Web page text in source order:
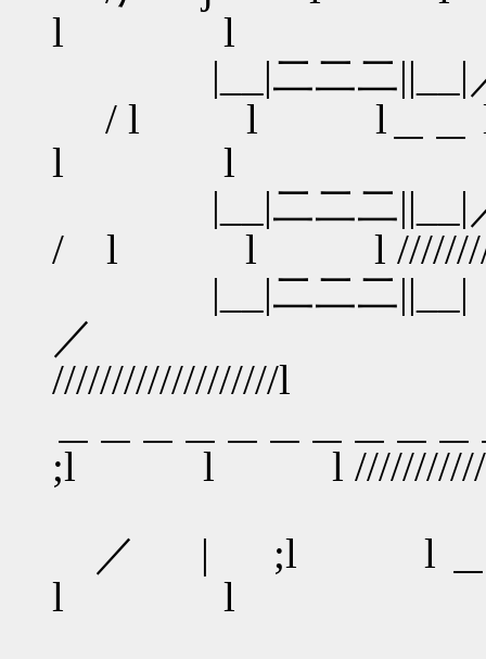
l l
|__|二二
/ l l l＿＿ l
l l
|__|二二二
/ l l l
|__|二二二||__|
／
;l l l
／ | ;l l ＿
l l